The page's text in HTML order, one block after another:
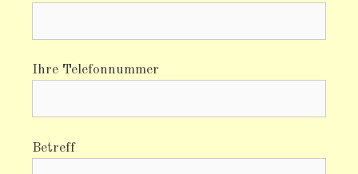
Ihre Telefonnummer
Betreff